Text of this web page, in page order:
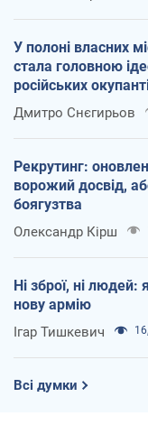
У полоні власних
стала головною
російських
Дмитро Снєгирьов
Рекрутинг:
ворожий досвід,
боягузтва
Олександр Кірш
Ні зброї, ні
нову армію
Ігар Тишкевич
Всі думки